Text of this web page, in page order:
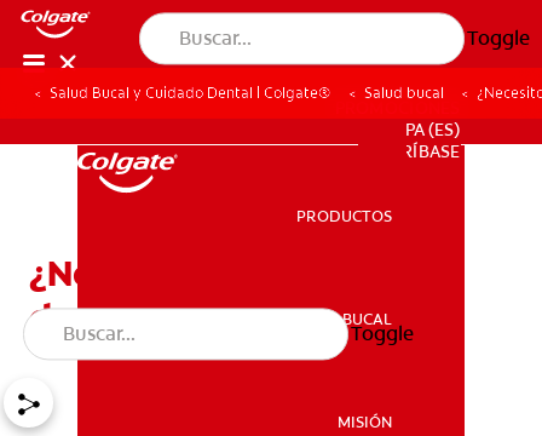
Toggle
SALUD BUCAL
PA (ES)
SUSCRÍBASE
PRODUCTOS
SALUD BUCAL
MISIÓN
Toggle
Salud Bucal y Cuidado Dental | Colgate® Salud bucal
¿Necesito una guarda
dental nocturna?